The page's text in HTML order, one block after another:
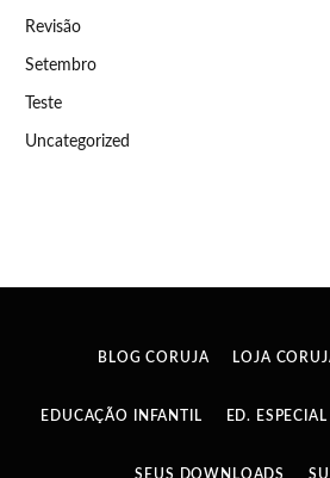
Revisão
Setembro
Teste
Uncategorized
BLOG CORUJA LOJA
EDUCAÇÃO INFANTIL ED. ESPECIAL
SEUS DOWNLOADS